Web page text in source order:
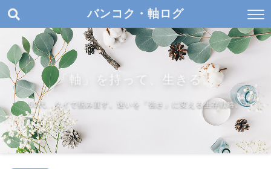
バンコク・軸ログ
「軸」を持って、生きる。
50代、タイで掴み直す。迷いを「強さ」に変える生存戦略。